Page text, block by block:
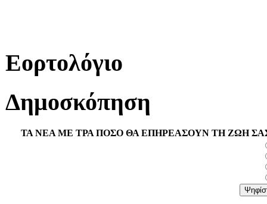
Εορτολόγιο
Δημοσκόπηση
ΤΑ ΝΕΑ ΜΕ ΤΡΑ ΠΟΣΟ ΘΑ ΕΠΗΡΕΑΣΟΥΝ ΤΗ ΖΩΗ